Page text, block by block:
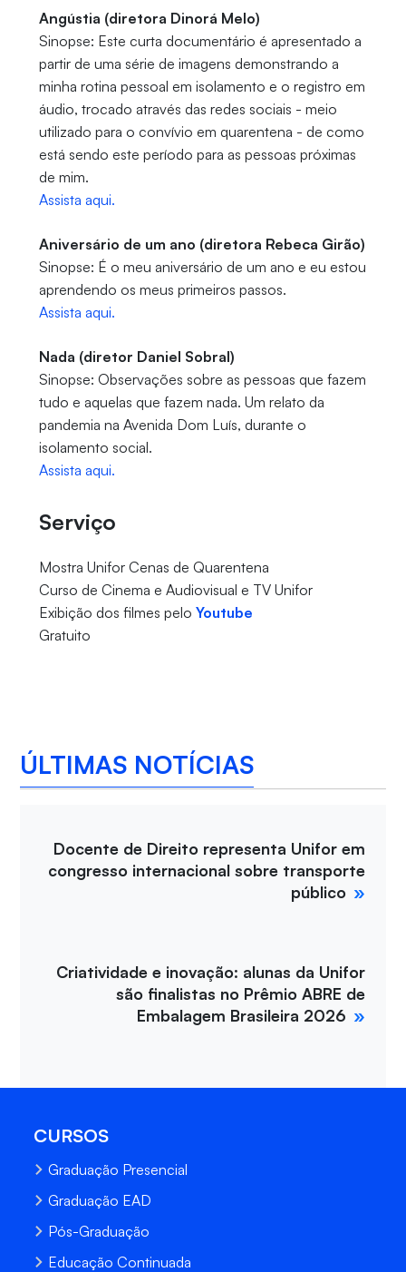
Angústia (diretora Dinorá Melo)
Sinopse: Este curta documentário é apresentado a
partir de uma série de imagens demonstrando a
minha rotina pessoal em isolamento e o registro em
áudio, trocado através das redes sociais - meio
utilizado para o convívio em quarentena - de como
está sendo este período para as pessoas próximas
de mim.
Assista aqui.
Aniversário de um ano (diretora Rebeca Girão)
Sinopse: É o meu aniversário de um ano e eu estou
aprendendo os meus primeiros passos.
Assista aqui.
Nada (diretor Daniel Sobral)
Sinopse: Observações sobre as pessoas que fazem
tudo e aquelas que fazem nada. Um relato da
pandemia na Avenida Dom Luís, durante o
isolamento social.
Assista aqui.
Serviço
Mostra Unifor Cenas de Quarentena
Curso de Cinema e Audiovisual e TV Unifor
Exibição dos filmes pelo Youtube
Gratuito
ÚLTIMAS NOTÍCIAS
Docente de Direito representa Unifor em
congresso internacional sobre transporte
público
Criatividade e inovação: alunas da Unifor
são finalistas no Prêmio ABRE de
Embalagem Brasileira 2026
CURSOS
Graduação Presencial
Graduação EAD
Pós-Graduação
Educação Continuada